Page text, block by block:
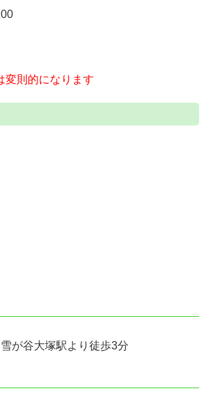
0
変則的になります
雪が谷大塚駅より徒歩3分